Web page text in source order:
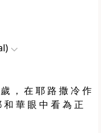
， 在 耶 路 撒 冷 作
華 眼 中 看 為 正